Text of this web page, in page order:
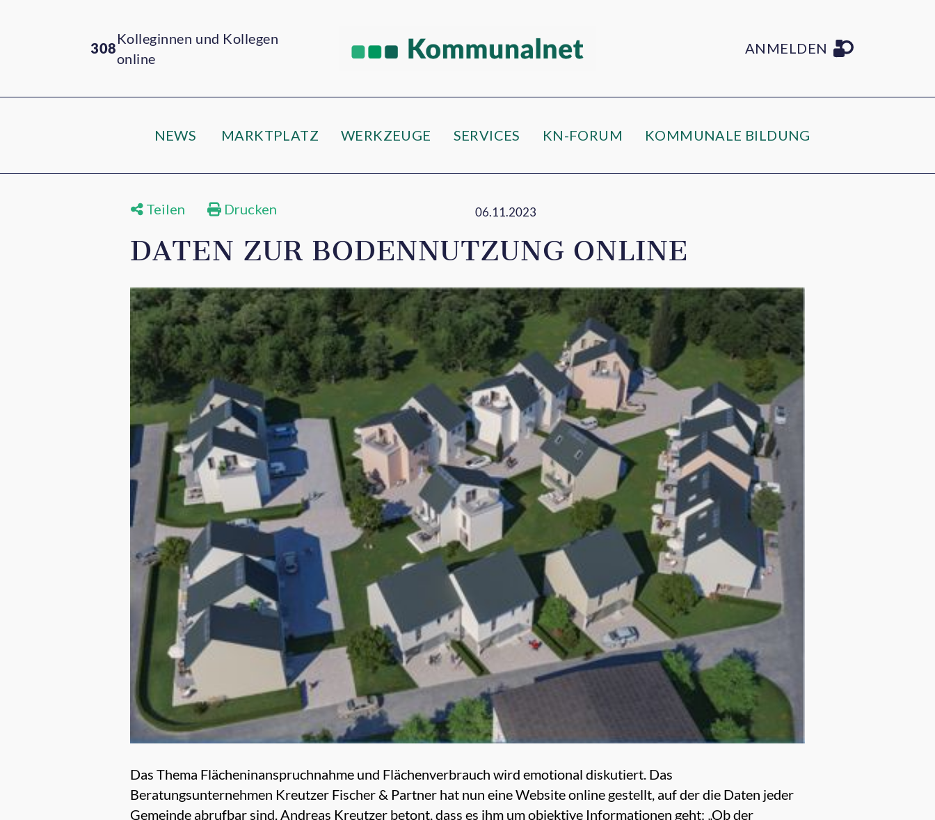
308
Kolleginnen und Kollegen
online
ANMELDEN
NEWS MARKTPLATZ WERKZEUGE SERVICES KN-FORUM KOMMUNALE BILDUNG
Teilen Drucken 06.11.2023
DATEN ZUR BODENNUTZUNG ONLINE
Das Thema Flächeninanspruchnahme und Flächenverbrauch wird emotional diskutiert. Das
Beratungsunternehmen Kreutzer Fischer & Partner hat nun eine Website online gestellt, auf der die Daten jeder
Gemeinde abrufbar sind. Andreas Kreutzer betont, dass es ihm um objektive Informationen geht: „Ob der